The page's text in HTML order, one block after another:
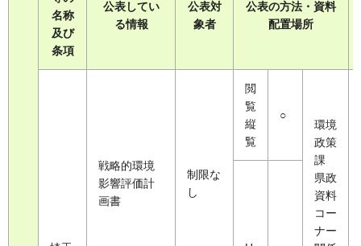
名称
及び
条項
公表してい
る情報
公表対
象者
公表の方法・資料
配置場所
戦略的環境
影響評価計
画書
制限な
し
閲
覧
縦
覧
○
環境
政策
課
県政
資料
コー
ナー